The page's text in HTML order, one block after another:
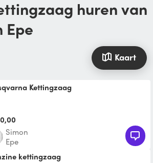
Epe
Kaart
Kettingzaag
Simon
Epe
kettingzaag